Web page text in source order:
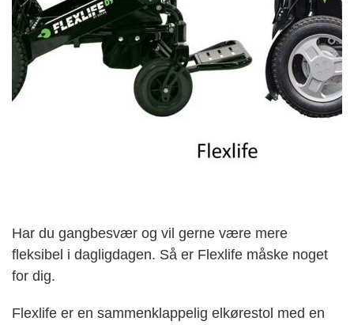
Har du gangbesvær og vil gerne være mere
fleksibel i dagligdagen. Så er Flexlife måske noget
for dig.
Flexlife er en sammenklappelig elkørestol med en